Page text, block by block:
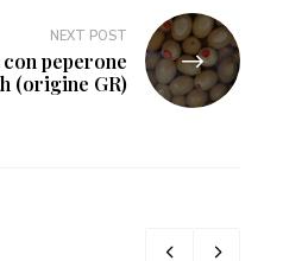
NEXT POST
peperone
(origine GR)